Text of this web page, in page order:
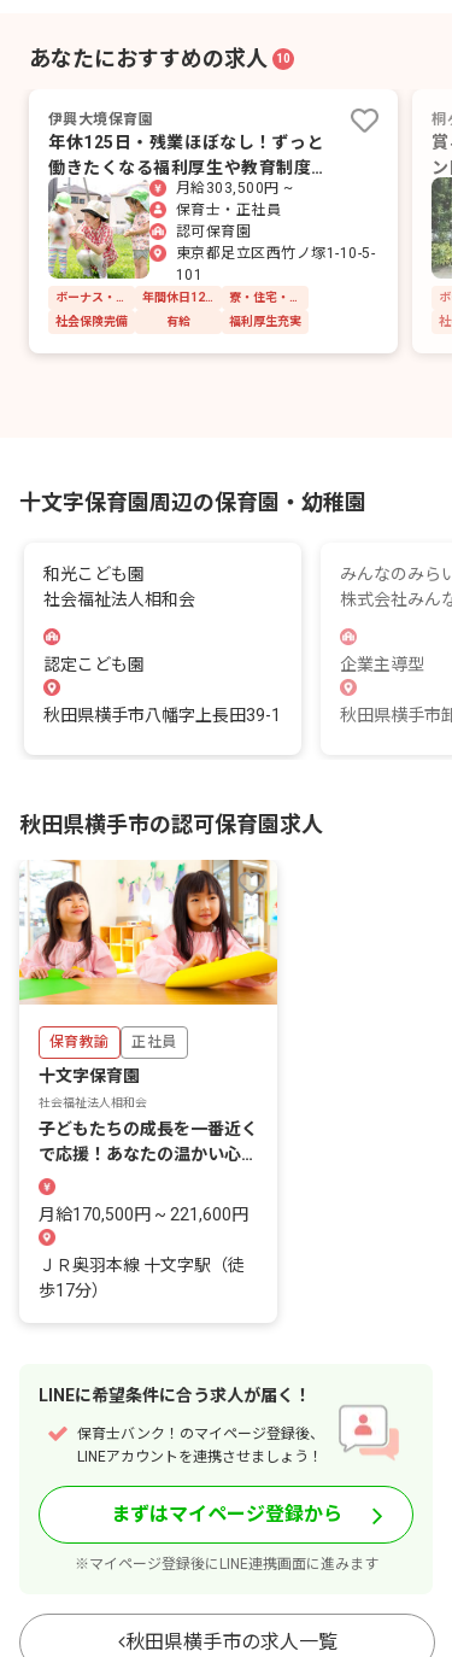
あなたにおすすめの求人 10
伊興大境保育園
年休125日・残業ほぼなし！ずっと
働きたくなる福利厚生や教育制度が
充実
月給303,500円 ~
保育士・正社員
認可保育園
東京都足立区西竹ノ塚1-10-5-
101
社会保険完備
有給 福利厚生充実
桐
社
十文字保育園周辺の保育園・幼稚園
和光こども園
社会福祉法人相和会
認定こども園
秋田県横手市八幡字上長田39-1
みんなのみら
株式会社みん
企業主導型
秋田県横手市
秋田県横手市の認可保育園求人
保育教諭 正社員
十文字保育園
社会福祉法人相和会
子どもたちの成長を一番近く
で応援！あなたの温かい心が
輝く場所です。
月給170,500円 ~ 221,600円
ＪＲ奥羽本線 十文字駅（徒
歩17分）
LINEに希望条件に合う求人が届く！
保育士バンク！のマイページ登録後、
LINEアカウントを連携させましょう！
まずはマイページ登録から
※マイページ登録後にLINE連携画面に進みます
秋田県横手市の求人一覧